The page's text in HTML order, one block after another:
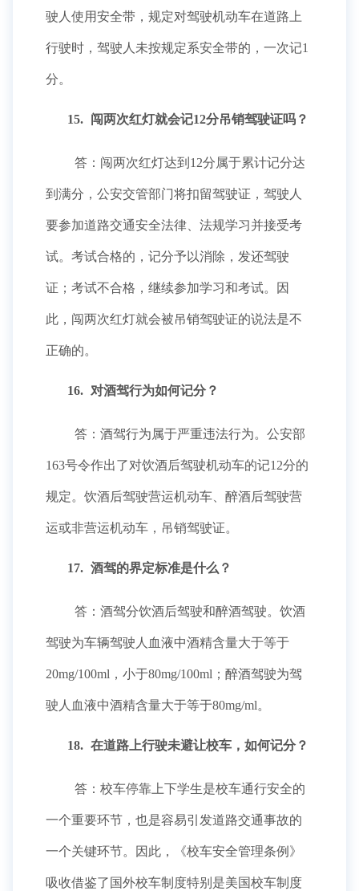
驶人使用安全带，规定对驾驶机动车在道路上
行驶时，驾驶人未按规定系安全带的，一次记1
分。
15. 闯两次红灯就会记12分吊销驾驶证吗？
答：闯两次红灯达到12分属于累计记分达
到满分，公安交管部门将扣留驾驶证，驾驶人
要参加道路交通安全法律、法规学习并接受考
试。考试合格的，记分予以消除，发还驾驶
证；考试不合格，继续参加学习和考试。因
此，闯两次红灯就会被吊销驾驶证的说法是不
正确的。
16. 对酒驾行为如何记分？
答：酒驾行为属于严重违法行为。公安部
163号令作出了对饮酒后驾驶机动车的记12分的
规定。饮酒后驾驶营运机动车、醉酒后驾驶营
运或非营运机动车，吊销驾驶证。
17. 酒驾的界定标准是什么？
答：酒驾分饮酒后驾驶和醉酒驾驶。饮酒
驾驶为车辆驾驶人血液中酒精含量大于等于
20mg/100ml，小于80mg/100ml；醉酒驾驶为驾
驶人血液中酒精含量大于等于80mg/ml。
18. 在道路上行驶未避让校车，如何记分？
答：校车停靠上下学生是校车通行安全的
一个重要环节，也是容易引发道路交通事故的
一个关键环节。因此，《校车安全管理条例》
吸收借鉴了国外校车制度特别是美国校车制度